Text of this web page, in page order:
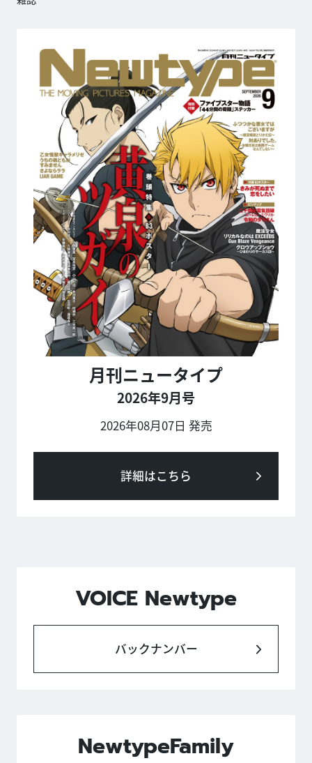
月刊ニュータイプ
2026年9月号
2026年08月07日 発売
詳細はこちら
VOICE Newtype
バックナンバー
NewtypeFamily